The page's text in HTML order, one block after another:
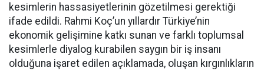
kesimlerin hassasiyetlerinin gözetilmesi gerektiği
ifade edildi. Rahmi Koç’un yıllardır Türkiye’nin
ekonomik gelişimine katkı sunan ve farklı toplumsal
kesimlerle diyalog kurabilen saygın bir iş insanı
olduğuna işaret edilen açıklamada, oluşan kırgınlıkların